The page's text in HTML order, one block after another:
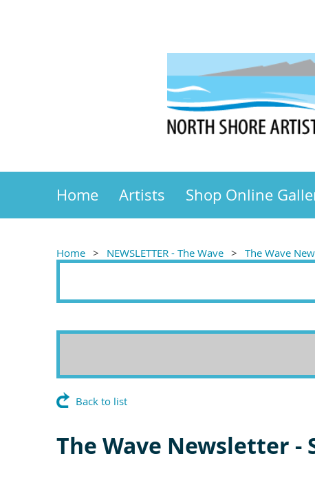
Home Artists Shop Online
Home NEWSLETTER - The Wave The Wave
Back to list
The Wave Newsletter -